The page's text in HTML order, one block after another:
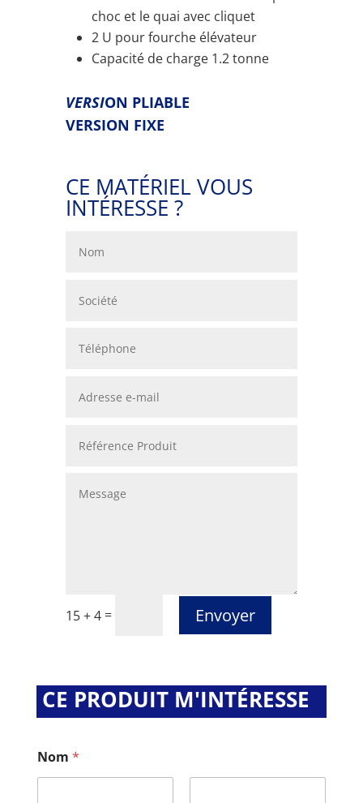
choc et le quai avec cliquet
2 U pour fourche élévateur
Capacité de charge 1.2 tonne
VERSION PLIABLE
VERSION FIXE
CE MATÉRIEL VOUS
INTÉRESSE ?
15 + 4= Envoyer
CE PRODUIT M'INTÉRESSE
Nom *